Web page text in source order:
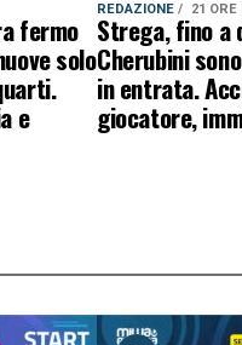
fermo
solo
e
REDAZIONE 21 ORE
Strega, fino a
Cherubini
in entrata.
giocatore,